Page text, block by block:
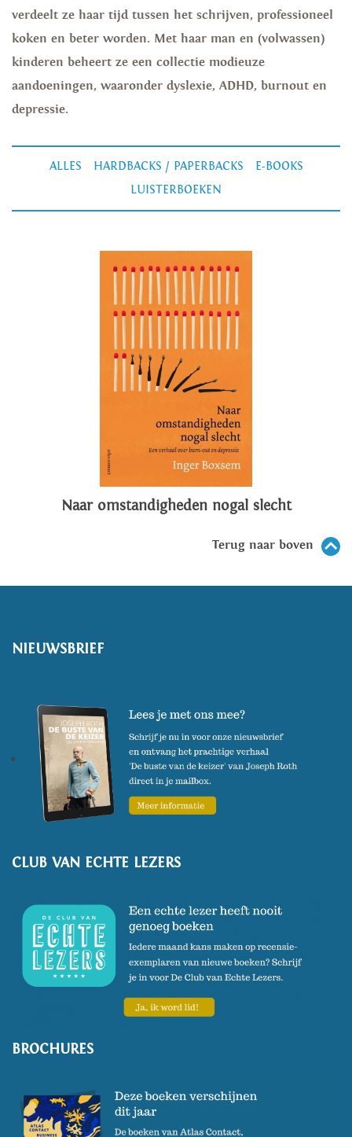
verdeelt ze haar tijd tussen het schrijven, professioneel
koken en beter worden. Met haar man en (volwassen)
kinderen beheert ze een collectie modieuze
aandoeningen, waaronder dyslexie, ADHD, burnout en
depressie.
ALLES HARDBACKS / PAPERBACKS
E-BOOKS
LUISTERBOEKEN
Naar omstandigheden nogal slecht
Terug naar boven
NIEUWSBRIEF
CLUB VAN ECHTE LEZERS
BROCHURES